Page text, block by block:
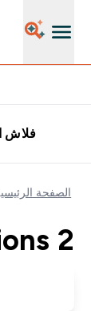
فلاش اوفر | ١٠٪ إضافية
الصفحة
2